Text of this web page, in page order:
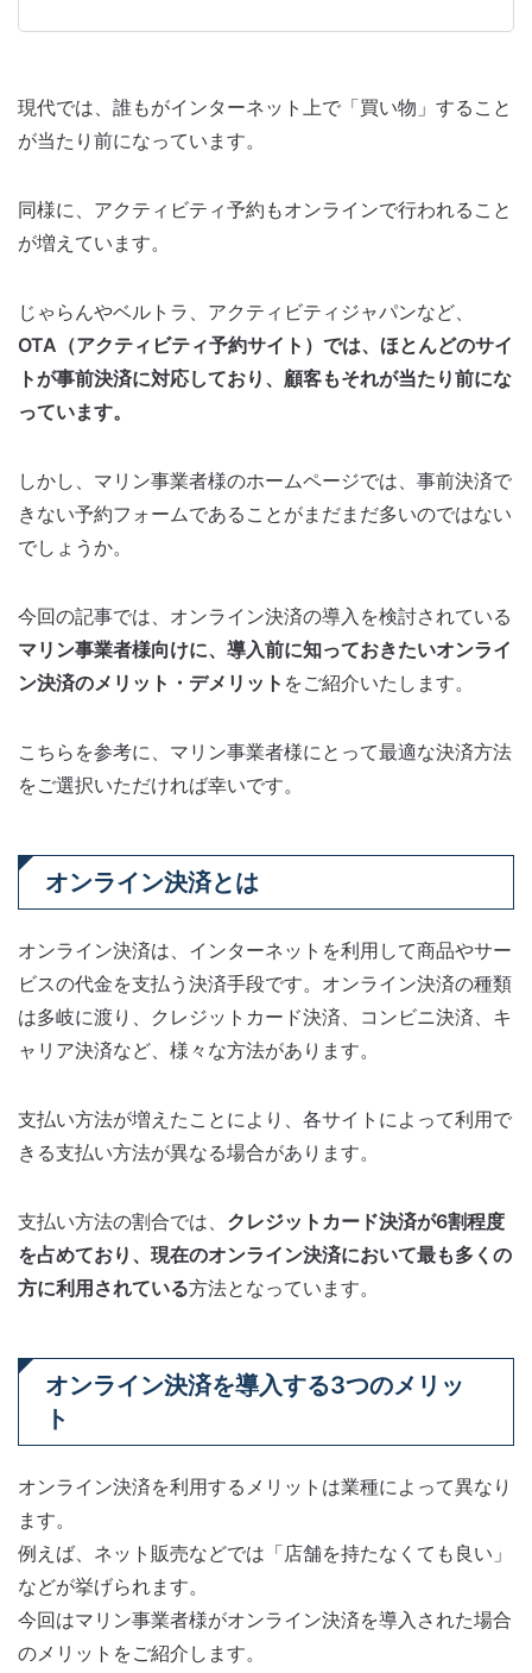
現代では、誰もがインターネット上で「買い物」すること
が当たり前になっています。
同様に、アクティビティ予約もオンラインで行われること
が増えています。
じゃらんやベルトラ、アクティビティジャパンなど、
OTA（アクティビティ予約サイト）では、ほとんどのサイ
トが事前決済に対応しており、顧客もそれが当たり前にな
っています。
しかし、マリン事業者様のホームページでは、事前決済で
きない予約フォームであることがまだまだ多いのではない
でしょうか。
今回の記事では、オンライン決済の導入を検討されている
マリン事業者様向けに、導入前に知っておきたいオンライ
ン決済のメリット・デメリット をご紹介いたします。
こちらを参考に、マリン事業者様にとって最適な決済方法
をご選択いただければ幸いです。
オンライン決済とは
オンライン決済は、インターネットを利用して商品やサー
ビスの代金を支払う決済手段です。オンライン決済の種類
は多岐に渡り、クレジットカード決済、コンビニ決済、キ
ャリア決済など、様々な方法があります。
支払い方法が増えたことにより、各サイトによって利用で
きる支払い方法が異なる場合があります。
支払い方法の割合では、 クレジットカード決済が6割程度
を占めており、現在のオンライン決済において最も多くの
方に利用されている方法となっています。
オンライン決済を導入する3つのメリッ
ト
オンライン決済を利用するメリットは業種によって異なり
ます。
例えば、ネット販売などでは「店舗を持たなくても良い」
などが挙げられます。
今回はマリン事業者様がオンライン決済を導入された場合
のメリットをご紹介します。